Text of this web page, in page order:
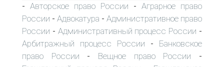
- Авторское право России - Аграрное право
России - Адвокатура - Административное право
России - Административный процесс России -
Арбитражный процесс России - Банковское
право России - Вещное право России -